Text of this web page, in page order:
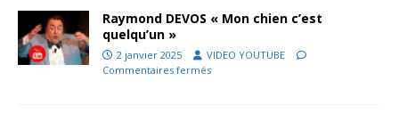
Raymond DEVOS « Mon chien c’est
quelqu’un »
2 janvier 2025
VIDEO YOUTUBE
Commentaires fermés